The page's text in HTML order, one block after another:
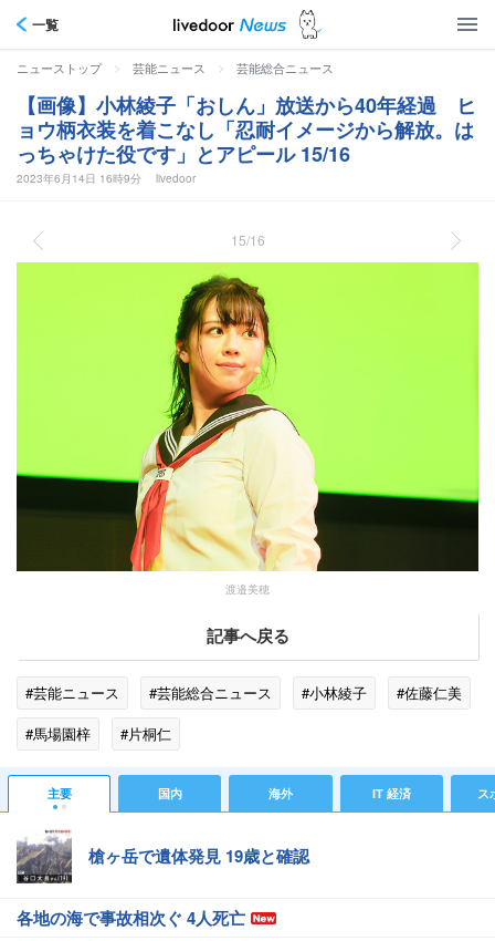
一覧
ニューストップ > 芸能ニュース > 芸能総合ニュース
【画像】小林綾子「おしん」放送から40年経過 ヒ
ョウ柄衣装を着こなし「忍耐イメージから解放。は
っちゃけた役です」とアピール 15/16
2023年6月14日 16時9分 livedoor
15/16
渡邉美穂
記事へ戻る
#芸能ニュース #芸能総合ニュース #小林綾子
#佐藤仁美
#馬場園梓
#片桐仁
主要 国内 海外 IT 経済 ス
槍ヶ岳で遺体発見 19歳と確認
各地の海で事故相次ぐ 4人死亡